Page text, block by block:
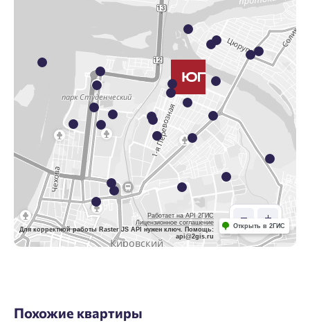
Работает на API 2ГИС
Лицензионное соглашение
Для корректной работы Raster JS API нужен ключ. Помощь:
api@2gis.ru
Открыть в 2ГИС
Похожие квартиры